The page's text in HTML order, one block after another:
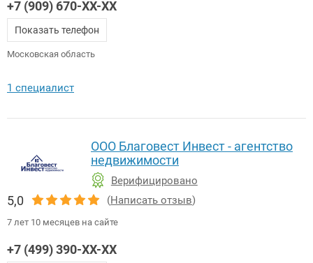
+7 (909) 670-XX-XX
Показать телефон
Московская область
1 специалист
ООО Благовест Инвест - агентство
недвижимости
Верифицировано
5,0 (Написать отзыв)
7 лет 10 месяцев на сайте
+7 (499) 390-XX-XX